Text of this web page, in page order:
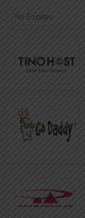
No Expires